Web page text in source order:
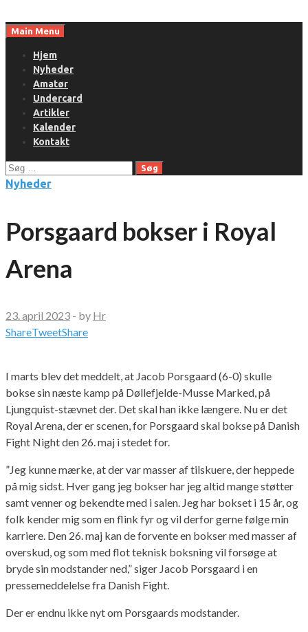
toMain Menu
Hjem
Nyheder
Amatør
Undercard
Artikler
Kalender
Kontakt
Søg
efter:
Nyheder
Porsgaard bokser i Royal
Arena
23. april 2023 - by Hr
ShareTweetShare
I marts blev det meddelt, at Jacob Porsgaard (6-0) skulle
bokse sin næste kamp på Døllefjelde-Musse Marked, på
Ljungquist-stævnet der. Det skal han ikke længere. Nu er det
Royal Arena, der er scenen, for Porsgaard skal bokse på Danish
Fight Night den 26. maj i stedet for.
”Jeg kunne mærke, at der var masser af tilskuere, der heppede
på mig sidst. Hver gang jeg bokser har jeg altid mange støtter
samt venner og bekendte med i salen. Jeg har bokset i 15 år, og
folk kender mig som en flink fyr og vil derfor gerne følge min
karriere. Den 26. maj kan de forvente en bokser med masser af
overskud, og som med flot teknisk boksning vil forsøge at
bryde sin modstander ned,” siger Jacob Porsgaard i en
pressemeddelelse fra Danish Fight.
Der er endnu ikke nyt om Porsgaards modstander.